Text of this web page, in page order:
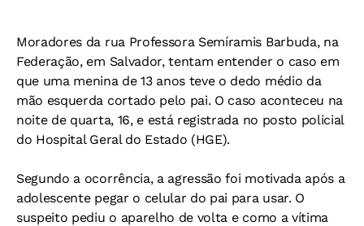
Moradores da rua Professora Semíramis Barbuda, na
Federação, em Salvador, tentam entender o caso em
que uma menina de 13 anos teve o dedo médio da
mão esquerda cortado pelo pai. O caso aconteceu na
noite de quarta, 16, e está registrada no posto policial
do Hospital Geral do Estado (HGE).
Segundo a ocorrência, a agressão foi motivada após a
adolescente pegar o celular do pai para usar. O
suspeito pediu o aparelho de volta e como a vítima